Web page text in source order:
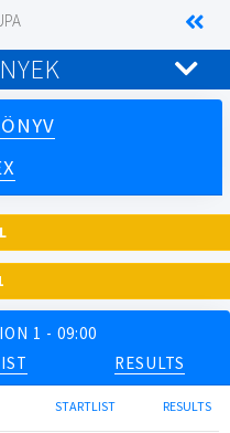
1 - 09:00
RESULTS
STARTLIST RESULTS